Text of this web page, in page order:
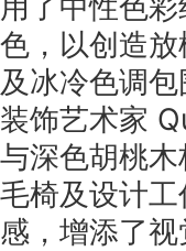
色，以创造
及冰冷色调
装饰艺术家
与深色胡桃
毛椅及设计
感，增添了视